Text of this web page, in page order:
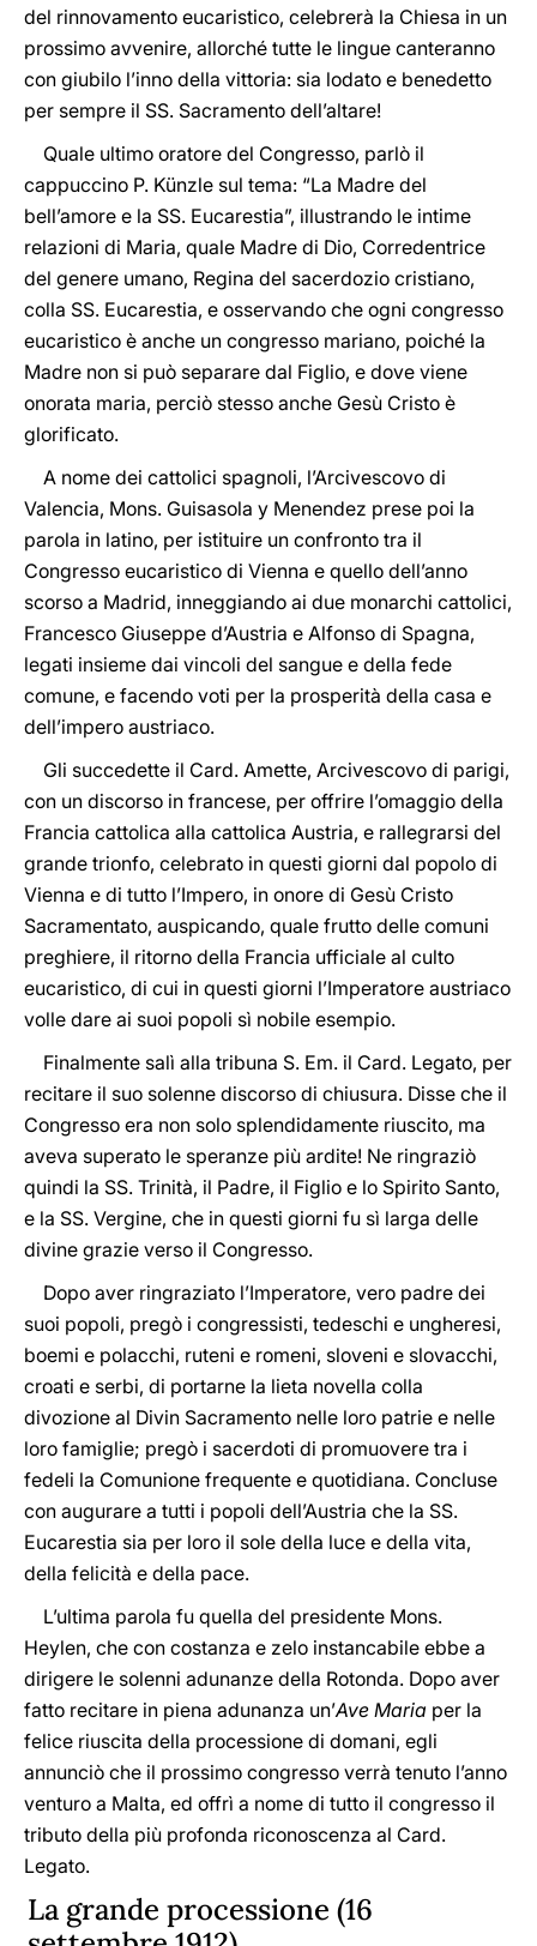
del rinnovamento eucaristico, celebrerà la Chiesa in un
prossimo avvenire, allorché tutte le lingue canteranno
con giubilo l’inno della vittoria: sia lodato e benedetto
per sempre il SS. Sacramento dell’altare!
Quale ultimo oratore del Congresso, parlò il
cappuccino P. Künzle sul tema: “La Madre del
bell’amore e la SS. Eucarestia”, illustrando le intime
relazioni di Maria, quale Madre di Dio, Corredentrice
del genere umano, Regina del sacerdozio cristiano,
colla SS. Eucarestia, e osservando che ogni congresso
eucaristico è anche un congresso mariano, poiché la
Madre non si può separare dal Figlio, e dove viene
onorata maria, perciò stesso anche Gesù Cristo è
glorificato.
A nome dei cattolici spagnoli, l’Arcivescovo di
Valencia, Mons. Guisasola y Menendez prese poi la
parola in latino, per istituire un confronto tra il
Congresso eucaristico di Vienna e quello dell’anno
scorso a Madrid, inneggiando ai due monarchi cattolici,
Francesco Giuseppe d’Austria e Alfonso di Spagna,
legati insieme dai vincoli del sangue e della fede
comune, e facendo voti per la prosperità della casa e
dell’impero austriaco.
Gli succedette il Card. Amette, Arcivescovo di parigi,
con un discorso in francese, per offrire l’omaggio della
Francia cattolica alla cattolica Austria, e rallegrarsi del
grande trionfo, celebrato in questi giorni dal popolo di
Vienna e di tutto l’Impero, in onore di Gesù Cristo
Sacramentato, auspicando, quale frutto delle comuni
preghiere, il ritorno della Francia ufficiale al culto
eucaristico, di cui in questi giorni l’Imperatore austriaco
volle dare ai suoi popoli sì nobile esempio.
Finalmente salì alla tribuna S. Em. il Card. Legato, per
recitare il suo solenne discorso di chiusura. Disse che il
Congresso era non solo splendidamente riuscito, ma
aveva superato le speranze più ardite! Ne ringraziò
quindi la SS. Trinità, il Padre, il Figlio e lo Spirito Santo,
e la SS. Vergine, che in questi giorni fu sì larga delle
divine grazie verso il Congresso.
Dopo aver ringraziato l’Imperatore, vero padre dei
suoi popoli, pregò i congressisti, tedeschi e ungheresi,
boemi e polacchi, ruteni e romeni, sloveni e slovacchi,
croati e serbi, di portarne la lieta novella colla
divozione al Divin Sacramento nelle loro patrie e nelle
loro famiglie; pregò i sacerdoti di promuovere tra i
fedeli la Comunione frequente e quotidiana. Concluse
con augurare a tutti i popoli dell’Austria che la SS.
Eucarestia sia per loro il sole della luce e della vita,
della felicità e della pace.
L’ultima parola fu quella del presidente Mons.
Heylen, che con costanza e zelo instancabile ebbe a
dirigere le solenni adunanze della Rotonda. Dopo aver
fatto recitare in piena adunanza un’Ave Maria per la
felice riuscita della processione di domani, egli
annunciò che il prossimo congresso verrà tenuto l’anno
venturo a Malta, ed offrì a nome di tutto il congresso il
tributo della più profonda riconoscenza al Card.
Legato.
La grande processione (16